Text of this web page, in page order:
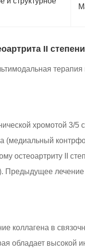
II степени
хромотой 3/5
(медиальный
остеоартриту II
Предыдущее
коллагена в
обладает высокой